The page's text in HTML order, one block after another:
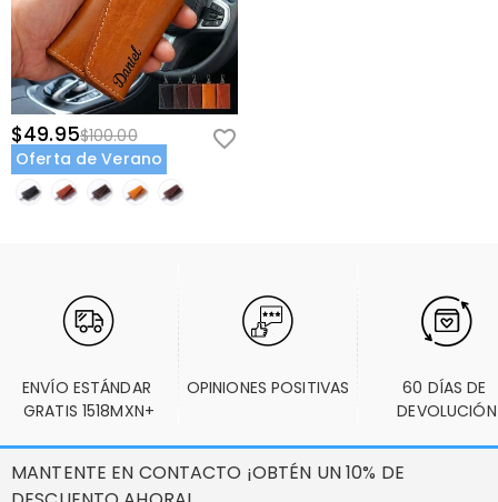
$49.95$100.00
Oferta de Verano
ENVÍO ESTÁNDAR
GRATIS 1518MXN+
OPINIONES POSITIVAS
60 DÍAS DE
DEVOLUCIÓN
MANTENTE EN CONTACTO ¡OBTÉN UN 10% DE